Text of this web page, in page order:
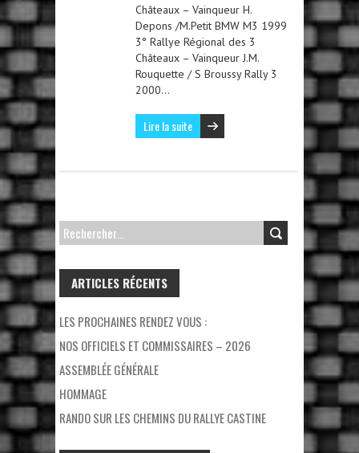
Châteaux – Vainqueur H.
Depons /M.Petit BMW M3 1999
3° Rallye Régional des 3
Châteaux – Vainqueur J.M.
Rouquette / S Broussy Rally 3
2000…
Lire la suite
RECHERCHER :
ARTICLES RÉCENTS
LES PROCHAINES RENDEZ VOUS :
NOS OFFICIELS ET COMMISSAIRES – 2026
ASSEMBLÉE GÉNÉRALE
HOMMAGE
RANDO SUR LES CHEMINS DU RALLYE CASTINE